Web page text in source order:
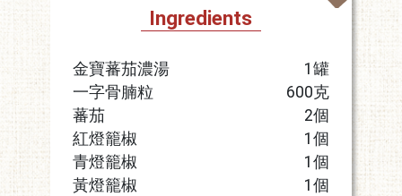
Ingredients
金寶蕃茄濃湯
1罐
一字骨腩粒
600克
蕃茄
2個
紅燈籠椒
1個
青燈籠椒
1個
黃燈籠椒
1個